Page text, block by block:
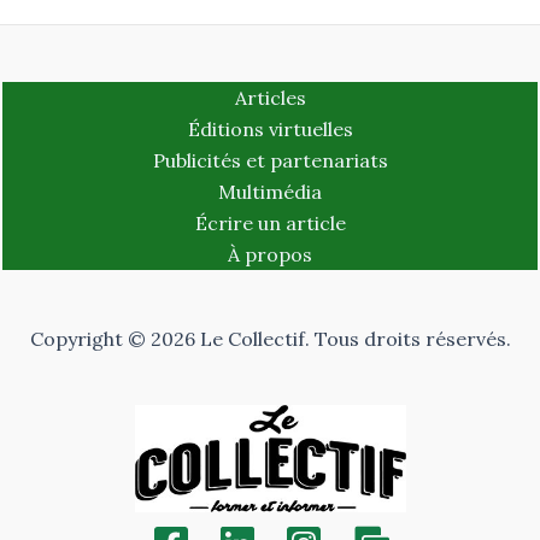
Articles
Éditions virtuelles
Publicités et partenariats
Multimédia
Écrire un article
À propos
Copyright © 2026 Le Collectif. Tous droits réservés.